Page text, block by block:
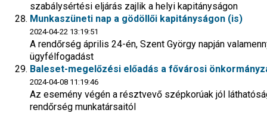
szabálysértési eljárás zajlik a helyi kapitányságon
Munkaszüneti nap a gödöllői kapitányságon (is)
2024-04-22 13:19:51
A rendőrség április 24-én, Szent György napján
ügyfélfogadást
Baleset-megelőzési előadás a fővárosi
2024-04-08 11:19:46
Az esemény végén a résztvevő szépkorúak jól
rendőrség munkatársaitól